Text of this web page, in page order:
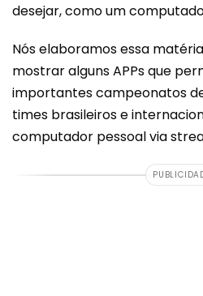
desejar, como um
Nós elaboramos essa
mostrar alguns APPs que
importantes campeonatos
times brasileiros e
computador pessoal via